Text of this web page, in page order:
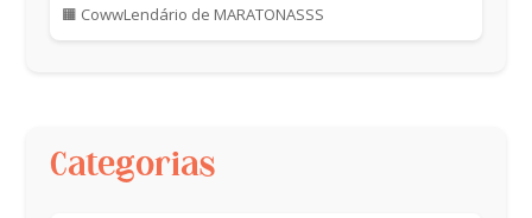
🟧 CowwLendário de MARATONASSS
Categorias